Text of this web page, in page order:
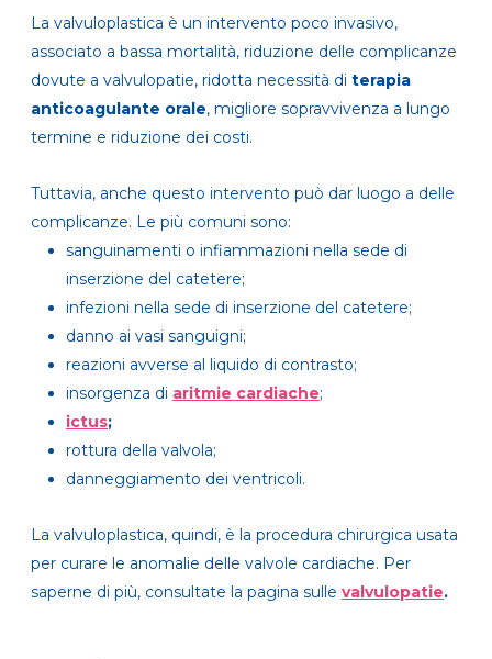
La valvuloplastica è un intervento poco invasivo,
associato a bassa mortalità, riduzione delle complicanze
dovute a valvulopatie, ridotta necessità di terapia
anticoagulante orale, migliore sopravvivenza a lungo
termine e riduzione dei costi.
Tuttavia, anche questo intervento può dar luogo a delle
complicanze. Le più comuni sono:
sanguinamenti o infiammazioni nella sede di
inserzione del catetere;
infezioni nella sede di inserzione del catetere;
danno ai vasi sanguigni;
reazioni avverse al liquido di contrasto;
insorgenza di aritmie cardiache;
ictus;
rottura della valvola;
danneggiamento dei ventricoli.
La valvuloplastica, quindi, è la procedura chirurgica usata
per curare le anomalie delle valvole cardiache. Per
saperne di più, consultate la pagina sulle valvulopatie.